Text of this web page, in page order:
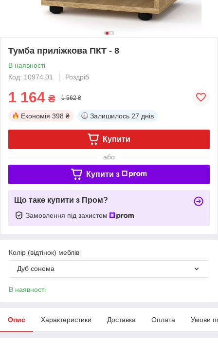
Тумба приліжкова ПКТ - 8
В наявності
Код: 10974.01
Роздріб
1 164 ₴ 1 562 ₴
Економія 398 ₴ Залишилось 27 днів
Купити
або
Купити з
Що таке купити з Пром?
Замовлення під захистом
Колір (відтінок) меблів
Дуб сонома
В наявності
Опис Характеристики Доставка Оплата Умови